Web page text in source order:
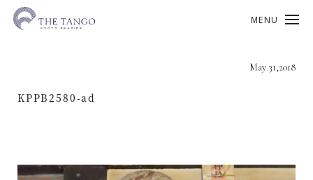
MENU
May 31,2018
KPPB2580-ad